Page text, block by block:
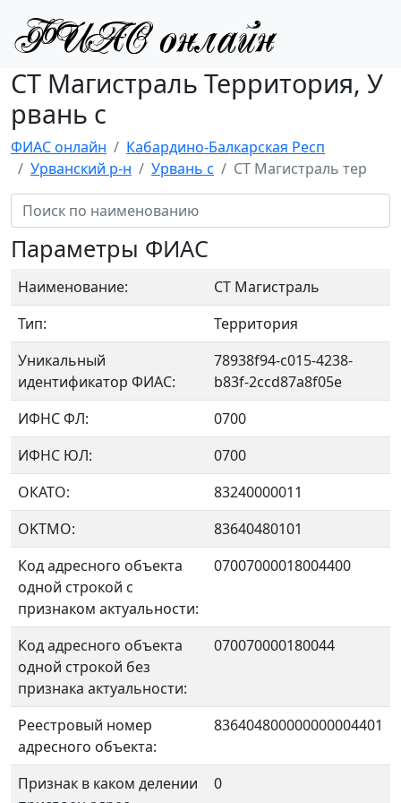
СТ Магистраль Территория, У
рвань с
ФИАС онлайн
Кабардино-Балкарская Респ
Урванский р-н
Урвань с СТ Магистраль тер
Параметры ФИАС
Наименование:
СТ Магистраль
Тип:
Территория
Уникальный
идентификатор ФИАС:
78938f94-c015-4238-
b83f-2ccd87a8f05e
ИФНС ФЛ:
0700
ИФНС ЮЛ:
0700
ОКАТО:
83240000011
OKTMO:
83640480101
Код адресного объекта
одной строкой с
признаком актуальности:
07007000018004400
Код адресного объекта
одной строкой без
признака актуальности:
070070000180044
Реестровый номер
адресного объекта:
836404800000000004401
Признак в каком делении
0